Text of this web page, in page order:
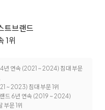
트브랜드
1위
년 연속 (2021 ~ 2024) 침대 부문
~ 2023) 침대 부문 1위
드 6년 연속 (2019 ~ 2024)
부문 1위